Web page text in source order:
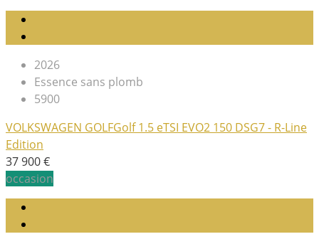
2026
Essence sans plomb
5900
VOLKSWAGEN GOLFGolf 1.5 eTSI EVO2 150 DSG7 - R-Line
Edition
37 900 €
occasion